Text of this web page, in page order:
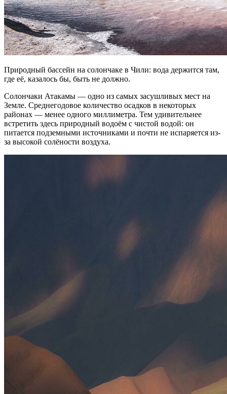
Природный бассейн на солончаке в Чили: вода держится там,
где её, казалось бы, быть не должно.
Солончаки Атакамы — одно из самых засушливых мест на
Земле. Среднегодовое количество осадков в некоторых
районах — менее одного миллиметра. Тем удивительнее
встретить здесь природный водоём с чистой водой: он
питается подземными источниками и почти не испаряется из-
за высокой солёности воздуха.